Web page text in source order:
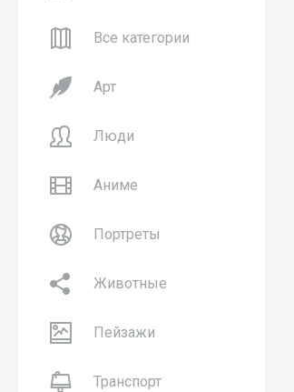
Все категории
Арт
Люди
Аниме
Портреты
Животные
Пейзажи
Транспорт